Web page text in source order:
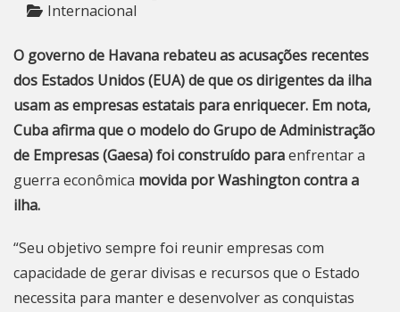
Internacional
O governo de Havana rebateu as acusações recentes
dos Estados Unidos (EUA) de que os dirigentes da ilha
usam as empresas estatais para enriquecer. Em nota,
Cuba afirma que o modelo do Grupo de Administração
de Empresas (Gaesa) foi construído paraenfrentar a
guerra econômica movida por Washington contra a
ilha.
“Seu objetivo sempre foi reunir empresas com
capacidade de gerar divisas e recursos que o Estado
necessita para manter e desenvolver as conquistas